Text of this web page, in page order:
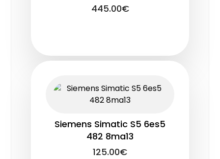
445.00€
Siemens Simatic S5 6es5
482 8ma13
125.00€